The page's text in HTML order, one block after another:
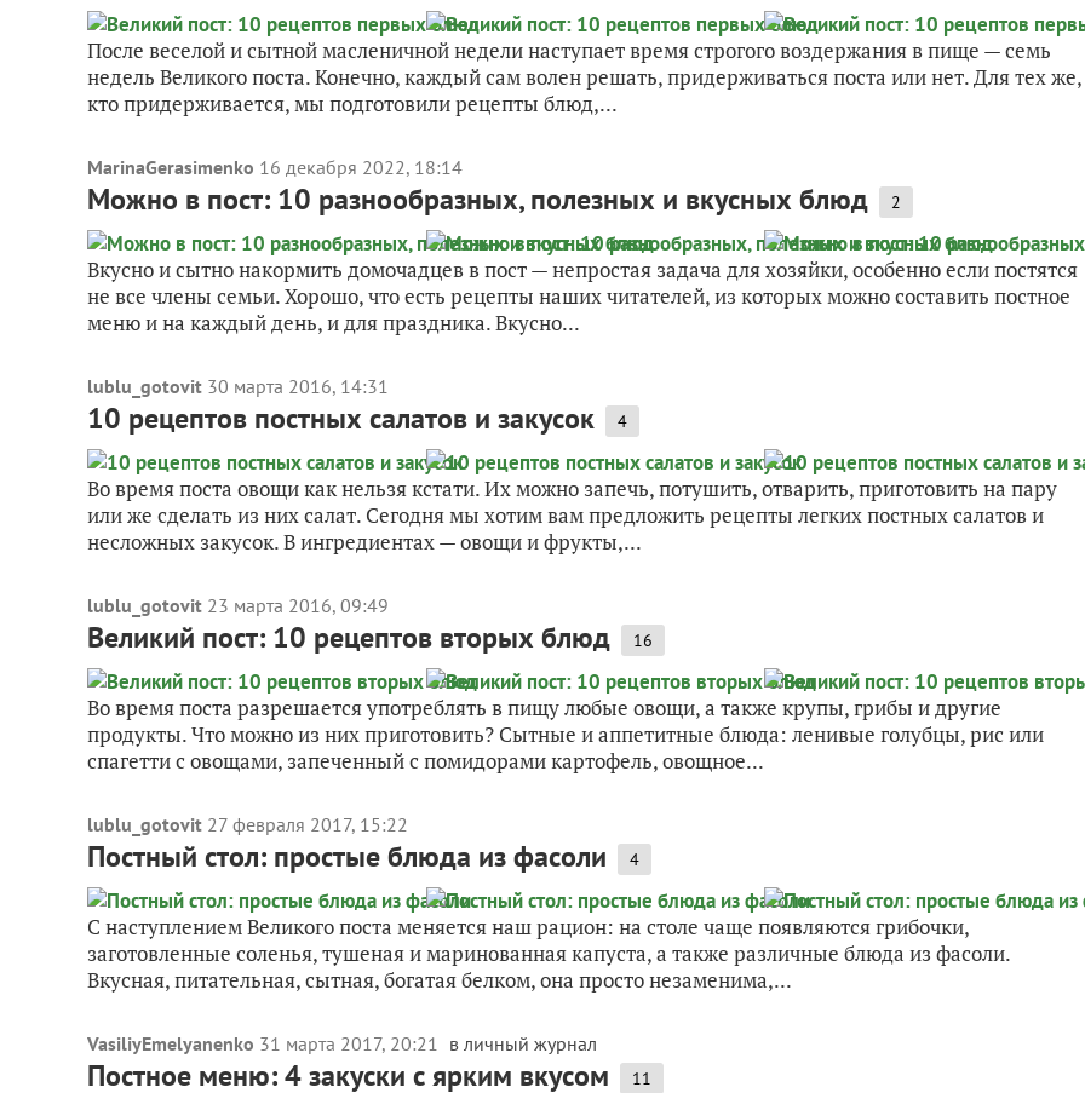
После веселой и сытной масленичной недели наступает время строгого воздержания в пище — семь
недель Великого поста. Конечно, каждый сам волен решать, придерживаться поста или нет. Для тех же,
кто придерживается, мы подготовили рецепты блюд,...
MarinaGerasimenko 16 декабря 2022, 18:14
Можно в пост: 10 разнообразных, полезных и вкусных блюд 2
Вкусно и сытно накормить домочадцев в пост — непростая задача для хозяйки, особенно если постятся
не все члены семьи. Хорошо, что есть рецепты наших читателей, из которых можно составить постное
меню и на каждый день, и для праздника. Вкусно...
lublu_gotovit 30 марта 2016, 14:31
10 рецептов постных салатов и закусок 4
Во время поста овощи как нельзя кстати. Их можно запечь, потушить, отварить, приготовить на пару
или же сделать из них салат. Сегодня мы хотим вам предложить рецепты легких постных салатов и
несложных закусок. В ингредиентах — овощи и фрукты,...
lublu_gotovit 23 марта 2016, 09:49
Великий пост: 10 рецептов вторых блюд 16
Во время поста разрешается употреблять в пищу любые овощи, а также крупы, грибы и другие
продукты. Что можно из них приготовить? Сытные и аппетитные блюда: ленивые голубцы, рис или
спагетти с овощами, запеченный с помидорами картофель, овощное...
lublu_gotovit 27 февраля 2017, 15:22
Постный стол: простые блюда из фасоли 4
С наступлением Великого поста меняется наш рацион: на столе чаще появляются грибочки,
заготовленные соленья, тушеная и маринованная капуста, а также различные блюда из фасоли.
Вкусная, питательная, сытная, богатая белком, она просто незаменима,...
VasiliyEmelyanenko 31 марта 2017, 20:21 в личный журнал
Постное меню: 4 закуски с ярким вкусом 11